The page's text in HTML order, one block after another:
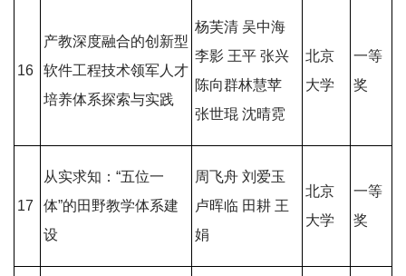
16
产教深度融合的创新型
软件工程技术领军人才
培养体系探索与实践
杨芙清 吴中海
李影 王平 张兴
陈向群林慧苹
张世琨 沈晴霓
北京
大学
一等
奖
17
从实求知：“五位一
体”的田野教学体系建
设
周飞舟 刘爱玉
卢晖临 田耕 王
娟
北京
大学
一等
奖